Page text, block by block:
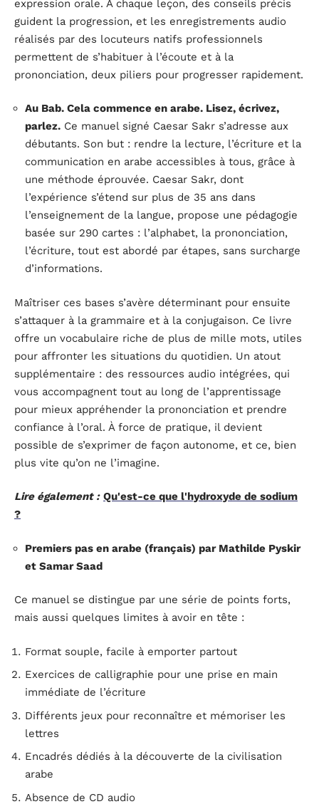
expression orale. À chaque leçon, des conseils précis
guident la progression, et les enregistrements audio
réalisés par des locuteurs natifs professionnels
permettent de s’habituer à l’écoute et à la
prononciation, deux piliers pour progresser rapidement.
Au Bab. Cela commence en arabe. Lisez, écrivez,
parlez. Ce manuel signé Caesar Sakr s’adresse aux
débutants. Son but : rendre la lecture, l’écriture et la
communication en arabe accessibles à tous, grâce à
une méthode éprouvée. Caesar Sakr, dont
l’expérience s’étend sur plus de 35 ans dans
l’enseignement de la langue, propose une pédagogie
basée sur 290 cartes : l’alphabet, la prononciation,
l’écriture, tout est abordé par étapes, sans surcharge
d’informations.
Maîtriser ces bases s’avère déterminant pour ensuite
s’attaquer à la grammaire et à la conjugaison. Ce livre
offre un vocabulaire riche de plus de mille mots, utiles
pour affronter les situations du quotidien. Un atout
supplémentaire : des ressources audio intégrées, qui
vous accompagnent tout au long de l’apprentissage
pour mieux appréhender la prononciation et prendre
confiance à l’oral. À force de pratique, il devient
possible de s’exprimer de façon autonome, et ce, bien
plus vite qu’on ne l’imagine.
Lire également : Qu'est-ce que l'hydroxyde de sodium
?
Premiers pas en arabe (français) par Mathilde Pyskir
et Samar Saad
Ce manuel se distingue par une série de points forts,
mais aussi quelques limites à avoir en tête :
Format souple, facile à emporter partout
Exercices de calligraphie pour une prise en main
immédiate de l’écriture
Différents jeux pour reconnaître et mémoriser les
lettres
Encadrés dédiés à la découverte de la civilisation
arabe
Absence de CD audio